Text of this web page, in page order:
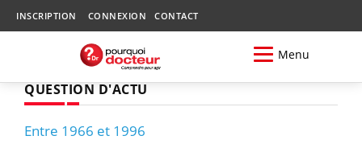
INSCRIPTION CONNEXION CONTACT
Menu
QUESTION D'ACTU
Entre 1966 et 1996